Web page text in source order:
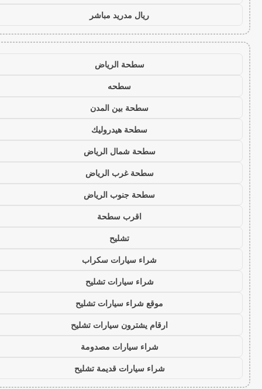
ريال مدريد مباشر
سطحة الرياض
سطحه
سطحة بين المدن
سطحة هيدروليك
سطحة شمال الرياض
سطحة غرب الرياض
سطحة جنوب الرياض
اقرب سطحة
تشليح
شراء سيارات سكراب
شراء سيارات تشليح
موقع شراء سيارات تشليح
ارقام يشترون سيارات تشليح
شراء سيارات مصدومة
شراء سيارات قديمة تشليح